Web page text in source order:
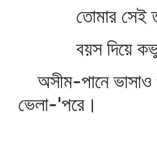
তোমার সেই
বয়স দিয়ে কভু
অসীম-পানে ভাসাও
ভেলা-'পরে।